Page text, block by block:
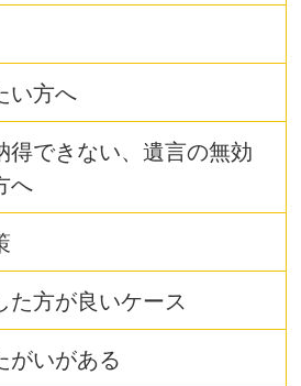
い方へ
得できない、遺言の無効
へ
た方が良いケース
がいがある